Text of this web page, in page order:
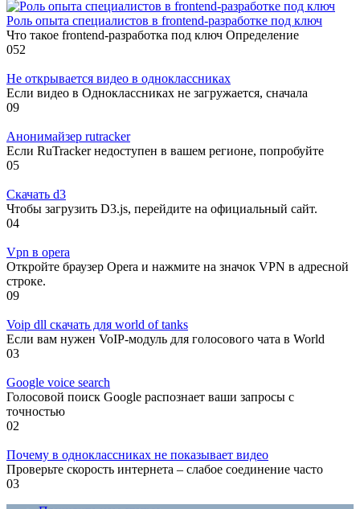
Роль опыта специалистов в frontend-разработке под ключ
Что такое frontend-разработка под ключ Определение
052
Не открывается видео в одноклассниках
Если видео в Одноклассниках не загружается, сначала
09
Анонимайзер rutracker
Если RuTracker недоступен в вашем регионе, попробуйте
05
Скачать d3
Чтобы загрузить D3.js, перейдите на официальный сайт.
04
Vpn в opera
Откройте браузер Opera и нажмите на значок VPN в адресной
строке.
09
Voip dll скачать для world of tanks
Если вам нужен VoIP-модуль для голосового чата в World
03
Google voice search
Голосовой поиск Google распознает ваши запросы с
точностью
02
Почему в одноклассниках не показывает видео
Проверьте скорость интернета – слабое соединение часто
03